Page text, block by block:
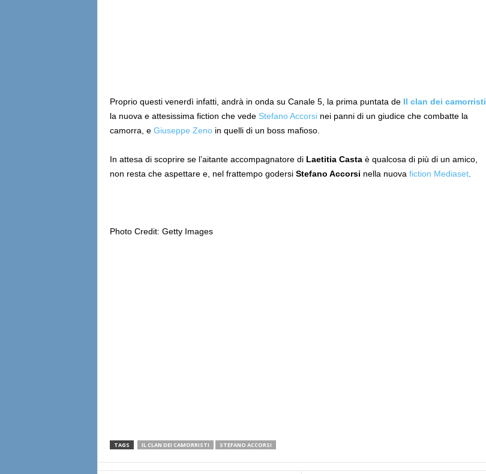
Proprio questi venerdì infatti, andrà in onda su Canale 5, la prima puntata de Il clan dei camorristi
la nuova e attesissima fiction che vede Stefano Accorsinei panni di un giudice che combatte la
camorra, e Giuseppe Zenoin quelli di un boss mafioso.
In attesa di scoprire se l’aitante accompagnatore di Laetitia Castaè qualcosa di più di un amico,
non resta che aspettare e, nel frattempo godersi Stefano Accorsi nella nuova fiction Mediaset.
Photo Credit: Getty Images
TAGS IL CLAN DEI CAMORRISTI STEFANO ACCORSI